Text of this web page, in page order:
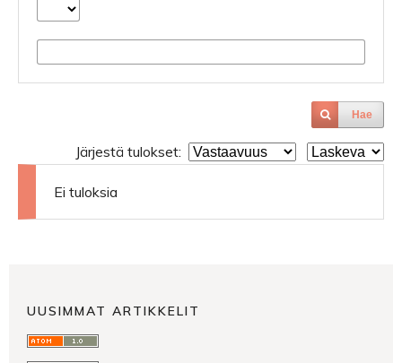
Hae
Järjestä tulokset:
Ei tuloksia
UUSIMMAT ARTIKKELIT